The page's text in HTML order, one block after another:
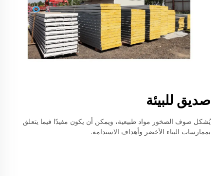
صديق للبيئة
يُشكل صوف الصخور مواد طبيعية، ويمكن أن يكون مفيدًا فيما يتعلق
بممارسات البناء الأخضر وأهداف الاستدامة.